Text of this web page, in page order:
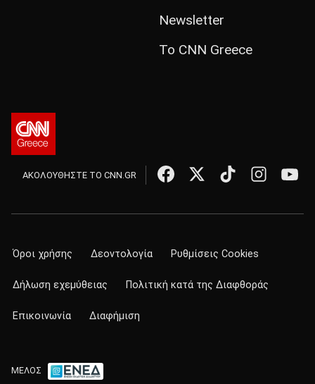
Newsletter
Το CNN Greece
ΑΚΟΛΟΥΘΗΣΤΕ ΤΟ CNN.GR
Όροι χρήσης Δεοντολογία Ρυθμίσεις Cookies
Δήλωση εχεμύθειας Πολιτική κατά της Διαφθοράς
Επικοινωνία Διαφήμιση
ΜΕΛΟΣ